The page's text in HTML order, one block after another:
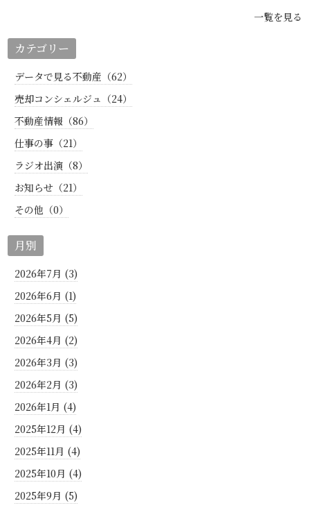
一覧を見る
カテゴリー
データで見る不動産（62）
売却コンシェルジュ（24）
不動産情報（86）
仕事の事（21）
ラジオ出演（8）
お知らせ（21）
その他（0）
月別
2026年7月 (3)
2026年6月 (1)
2026年5月 (5)
2026年4月 (2)
2026年3月 (3)
2026年2月 (3)
2026年1月 (4)
2025年12月 (4)
2025年11月 (4)
2025年10月 (4)
2025年9月 (5)